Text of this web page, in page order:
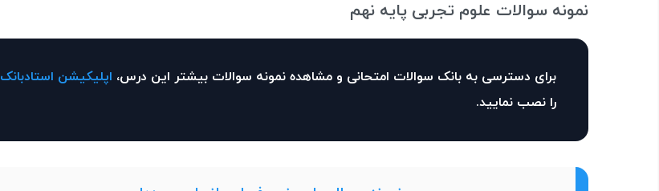
نمونه سوالات علوم تجربی پایه نهم
برای دسترسی به بانک سوالات امتحانی و مشاهده نمونه سوالات بیشتر این درس، اپلیکیشن استادبانک
را نصب نمایید.